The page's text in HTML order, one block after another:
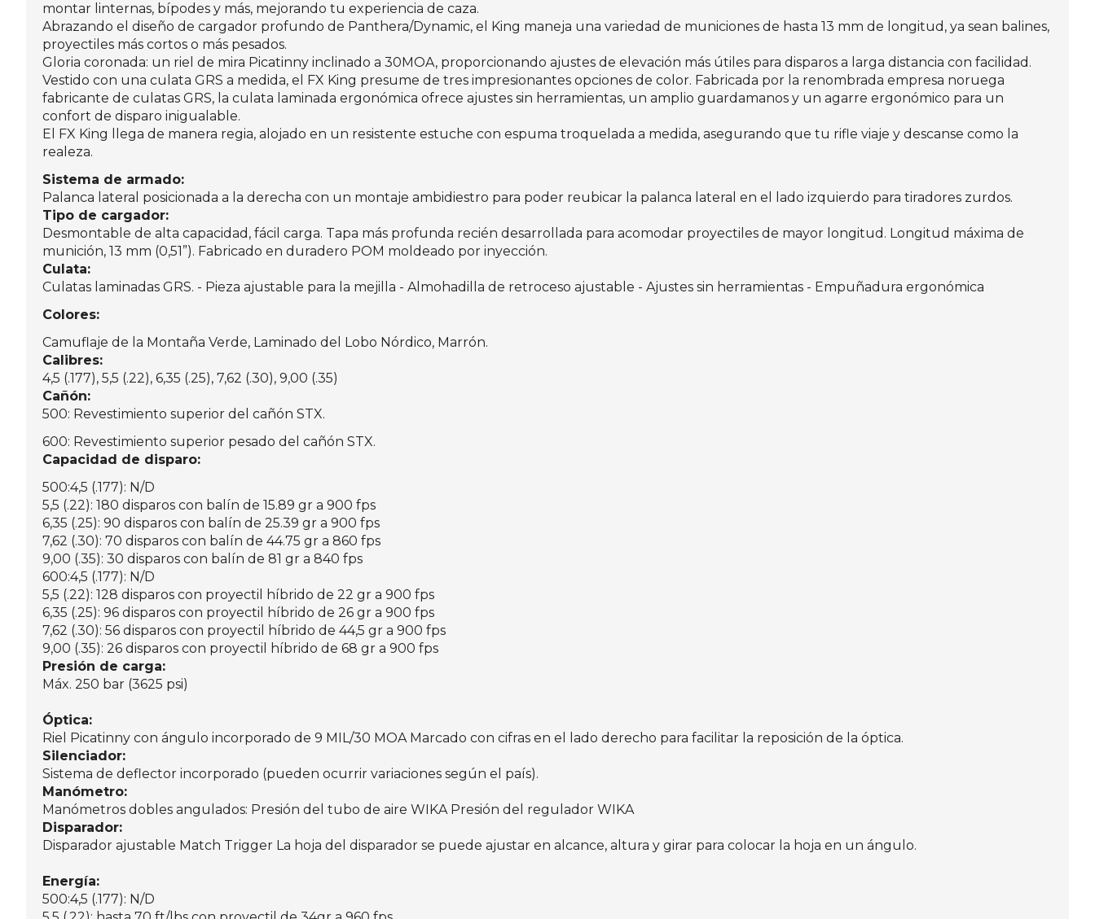
montar linternas, bípodes y más, mejorando tu experiencia de caza.
Abrazando el diseño de cargador profundo de Panthera/Dynamic, el King maneja una variedad de municiones de hasta 13 mm de longitud, ya sean balines,
proyectiles más cortos o más pesados.
Gloria coronada: un riel de mira Picatinny inclinado a 30MOA, proporcionando ajustes de elevación más útiles para disparos a larga distancia con facilidad.
Vestido con una culata GRS a medida, el FX King presume de tres impresionantes opciones de color. Fabricada por la renombrada empresa noruega
fabricante de culatas GRS, la culata laminada ergonómica ofrece ajustes sin herramientas, un amplio guardamanos y un agarre ergonómico para un
confort de disparo inigualable.
El FX King llega de manera regia, alojado en un resistente estuche con espuma troquelada a medida, asegurando que tu rifle viaje y descanse como la
realeza.
Sistema de armado:
Palanca lateral posicionada a la derecha con un montaje ambidiestro para poder reubicar la palanca lateral en el lado izquierdo para tiradores zurdos.
Tipo de cargador:
Desmontable de alta capacidad, fácil carga. Tapa más profunda recién desarrollada para acomodar proyectiles de mayor longitud. Longitud máxima de
munición, 13 mm (0,51”). Fabricado en duradero POM moldeado por inyección.
Culata:
Culatas laminadas GRS. - Pieza ajustable para la mejilla - Almohadilla de retroceso ajustable - Ajustes sin herramientas - Empuñadura ergonómica
Colores:
Camuflaje de la Montaña Verde, Laminado del Lobo Nórdico, Marrón.
Calibres:
4,5 (.177), 5,5 (.22), 6,35 (.25), 7,62 (.30), 9,00 (.35)
Cañón:
500: Revestimiento superior del cañón STX.
600: Revestimiento superior pesado del cañón STX.
Capacidad de disparo:
500:4,5 (.177): N/D
5,5 (.22): 180 disparos con balín de 15.89 gr a 900 fps
6,35 (.25): 90 disparos con balín de 25.39 gr a 900 fps
7,62 (.30): 70 disparos con balín de 44.75 gr a 860 fps
9,00 (.35): 30 disparos con balín de 81 gr a 840 fps
600:4,5 (.177): N/D
5,5 (.22): 128 disparos con proyectil híbrido de 22 gr a 900 fps
6,35 (.25): 96 disparos con proyectil híbrido de 26 gr a 900 fps
7,62 (.30): 56 disparos con proyectil híbrido de 44,5 gr a 900 fps
9,00 (.35): 26 disparos con proyectil híbrido de 68 gr a 900 fps
Presión de carga:
Máx. 250 bar (3625 psi)
Óptica:
Riel Picatinny con ángulo incorporado de 9 MIL/30 MOA Marcado con cifras en el lado derecho para facilitar la reposición de la óptica.
Silenciador:
Sistema de deflector incorporado (pueden ocurrir variaciones según el país).
Manómetro:
Manómetros dobles angulados: Presión del tubo de aire WIKA Presión del regulador WIKA
Disparador:
Disparador ajustable Match Trigger La hoja del disparador se puede ajustar en alcance, altura y girar para colocar la hoja en un ángulo.
Energía:
500:4,5 (.177): N/D